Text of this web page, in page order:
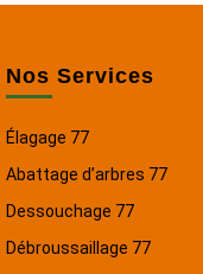
Nos Services
Élagage 77
Abattage d’arbres 77
Dessouchage 77
Débroussaillage 77